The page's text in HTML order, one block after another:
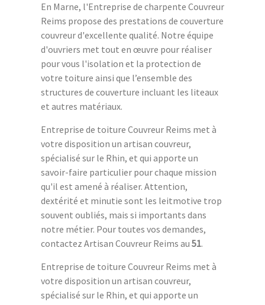
En Marne, l'Entreprise de charpente Couvreur
Reims propose des prestations de couverture
couvreur d'excellente qualité. Notre équipe
d'ouvriers met tout en œuvre pour réaliser
pour vous l'isolation et la protection de
votre toiture ainsi que l’ensemble des
structures de couverture incluant les liteaux
et autres matériaux.
Entreprise de toiture Couvreur Reims met à
votre disposition un artisan couvreur,
spécialisé sur le Rhin, et qui apporte un
savoir-faire particulier pour chaque mission
qu'il est amené à réaliser. Attention,
dextérité et minutie sont les leitmotive trop
souvent oubliés, mais si importants dans
notre métier. Pour toutes vos demandes,
contactez Artisan Couvreur Reims au 51.
Entreprise de toiture Couvreur Reims met à
votre disposition un artisan couvreur,
spécialisé sur le Rhin, et qui apporte un